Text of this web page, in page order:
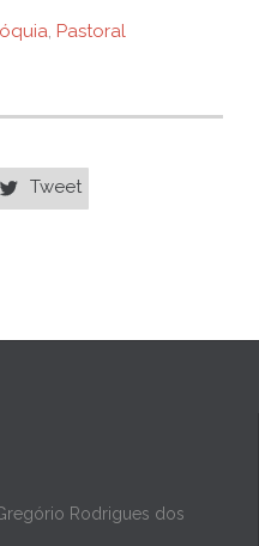
, Pastoral
 Tweet
Rodrigues dos